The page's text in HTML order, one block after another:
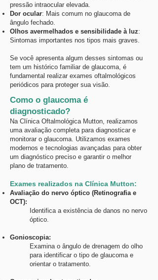
pressão intraocular elevada.
Dor ocular: Mais comum no glaucoma de
ângulo fechado.
Olhos avermelhados e sensibilidade à luz:
Sintomas importantes nos tipos mais graves.
Se você apresenta algum desses sintomas ou
tem um histórico familiar de glaucoma, é
fundamental realizar exames oftalmológicos
periódicos para proteger sua visão.
Como o glaucoma é
diagnosticado?
Na Clínica Oftalmológica Mutton, realizamos
uma avaliação completa para diagnosticar e
monitorar o glaucoma. Utilizamos exames
modernos e tecnologias avançadas para obter
um diagnóstico preciso e garantir o melhor
plano de tratamento.
Exames realizados na Clínica Mutton:
Avaliação do nervo óptico (Retinografia e
OCT):
Identifica a existência de danos no nervo
óptico.
Gonioscopia:
Examina o ângulo de drenagem do olho
para identificar o tipo de glaucoma e
orientar o tratamento.